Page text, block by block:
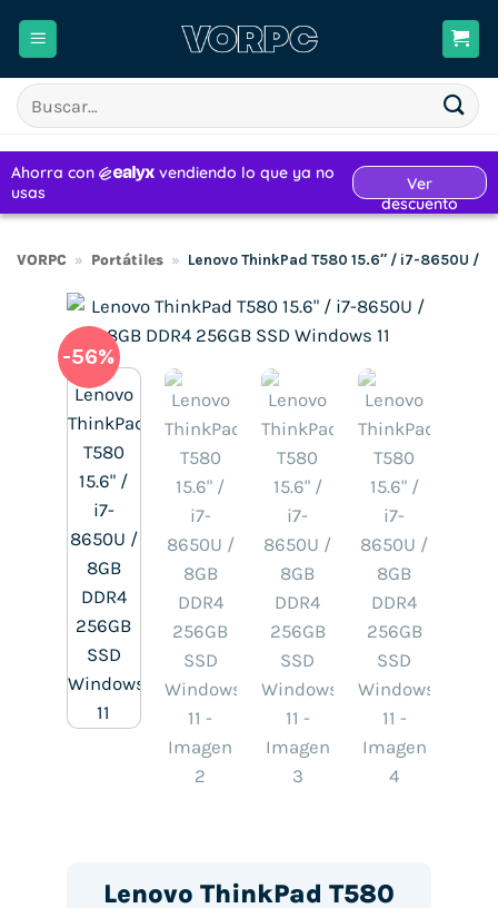
Buscar
por:
VORPC » Portátiles » Lenovo ThinkPad T580 15.6″ / i7-8650U /
-56%
Lenovo ThinkPad T580